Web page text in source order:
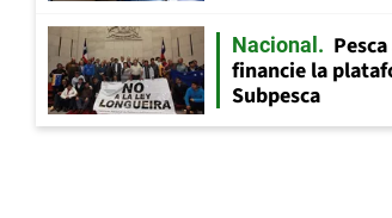
Nacional
financie la
Subpesca